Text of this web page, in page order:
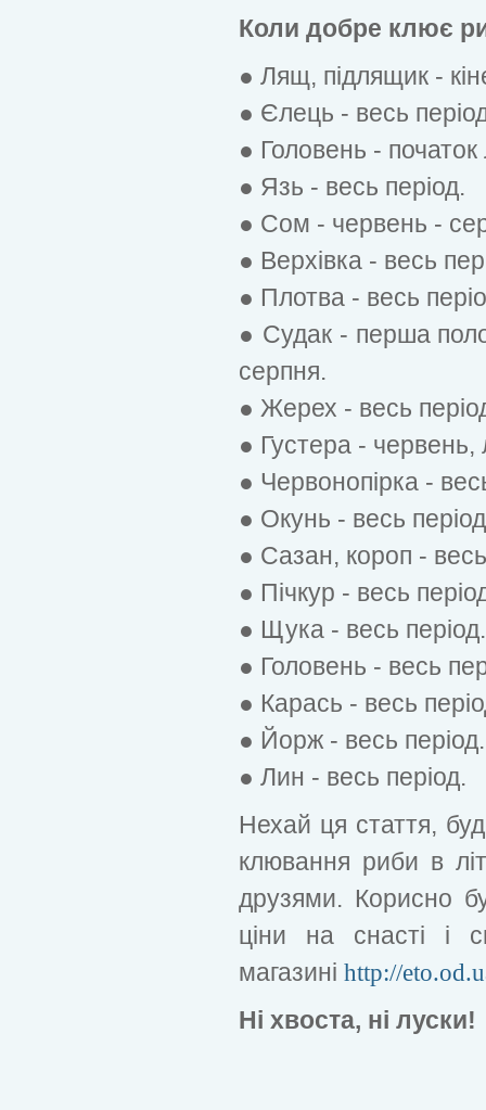
Коли добре клює
● Лящ, підлящик -
● Єлець - весь
● Головень - початок
● Язь - весь період.
● Сом - червень -
● Верхівка - весь
● Плотва - весь
● Судак - перша
серпня.
● Жерех - весь
● Густера - червень,
● Червонопірка -
● Окунь - весь
● Сазан, короп -
● Пічкур - весь
● Щука - весь період.
● Головень - весь
● Карась - весь
● Йорж - весь період.
● Лин - весь період.
Нехай ця стаття,
клювання риби в
друзями. Корисно
ціни на снасті і
магазині http://
Ні хвоста, ні луски!